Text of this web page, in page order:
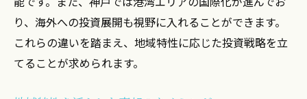
り、海外への投資展開も視野に入れることができます。
これらの違いを踏まえ、地域特性に応じた投資戦略を立
てることが求められます。